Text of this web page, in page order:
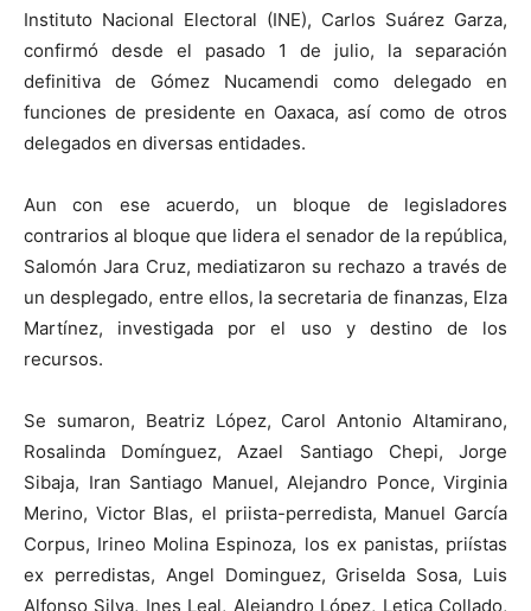
Instituto Nacional Electoral (INE), Carlos Suárez Garza,
confirmó desde el pasado 1 de julio, la separación
definitiva de Gómez Nucamendi como delegado en
funciones de presidente en Oaxaca, así como de otros
delegados en diversas entidades.
Aun con ese acuerdo, un bloque de legisladores
contrarios al bloque que lidera el senador de la república,
Salomón Jara Cruz, mediatizaron su rechazo a través de
un desplegado, entre ellos, la secretaria de finanzas, Elza
Martínez, investigada por el uso y destino de los
recursos.
Se sumaron, Beatriz López, Carol Antonio Altamirano,
Rosalinda Domínguez, Azael Santiago Chepi, Jorge
Sibaja, Iran Santiago Manuel, Alejandro Ponce, Virginia
Merino, Victor Blas, el priista-perredista, Manuel García
Corpus, Irineo Molina Espinoza, los ex panistas, priístas
ex perredistas, Angel Dominguez, Griselda Sosa, Luis
Alfonso Silva, Ines Leal, Alejandro López, Letica Collado,